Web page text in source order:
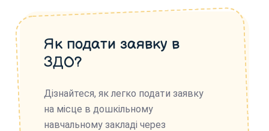
Як подати заявку в
ЗДО?
Дізнайтеся, як легко подати заявку
на місце в дошкільному
навчальному закладі через